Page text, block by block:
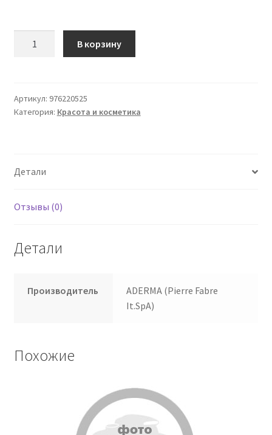
Duo
Massage
В корзину
Артикул: 976220525
Категория: Красота и косметика
Детали
Отзывы (0)
Детали
Производитель
ADERMA (Pierre Fabre
It.SpA)
Похожие